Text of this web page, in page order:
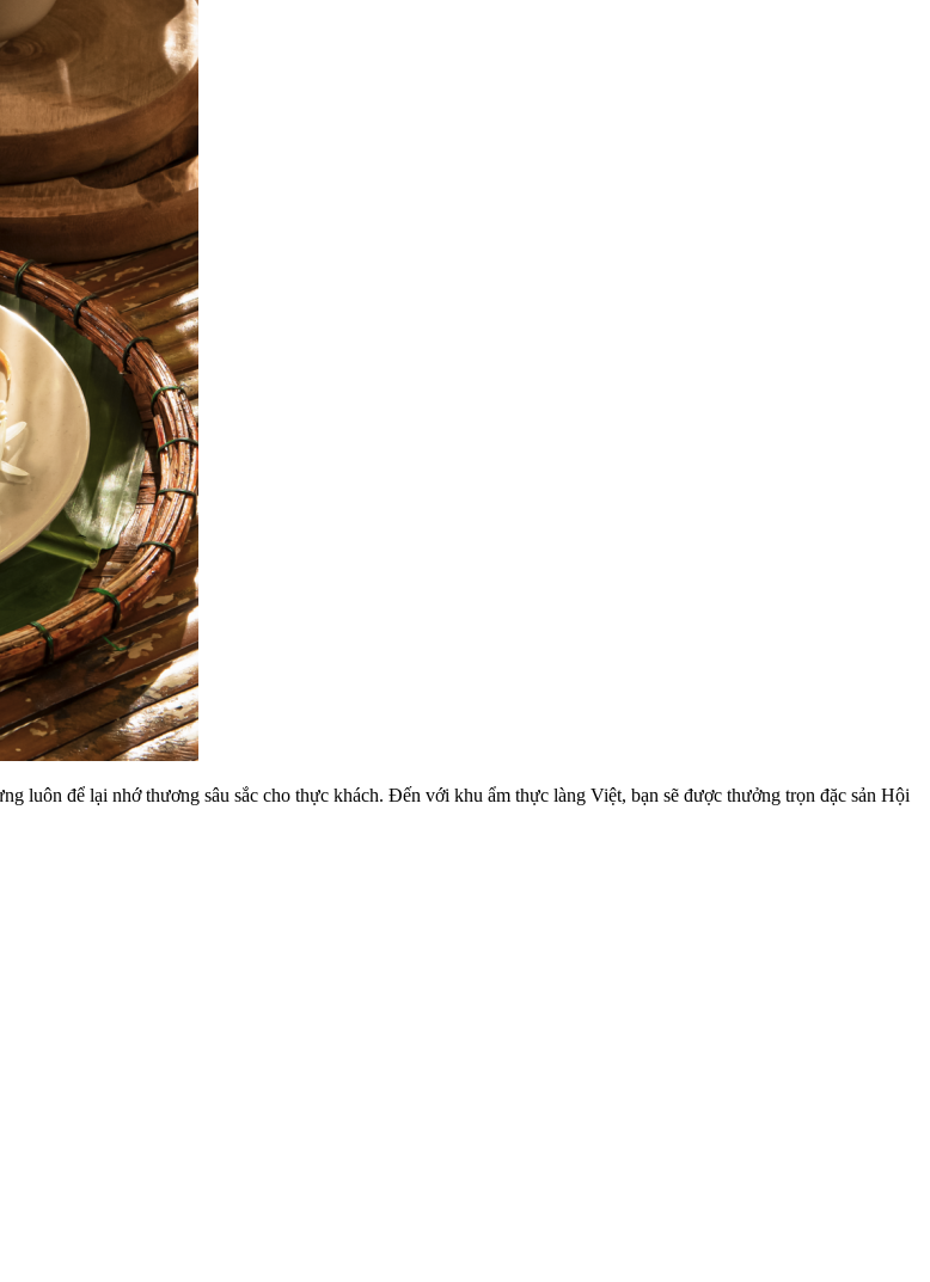
luôn để lại nhớ thương sâu sắc cho thực khách. Đến với khu ẩm thực làng Việt, bạn sẽ được thưởng trọn đặc sản Hội